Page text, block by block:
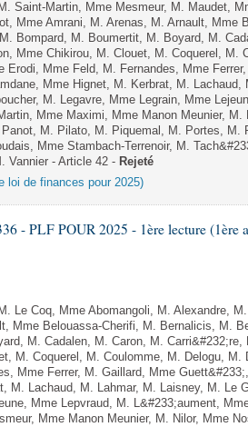
débats
Saint-Martin, Mme Mesmeur, M. Maudet,
Mme Amrani, M. Arenas, M. Arnault, Mme
Bompard, M. Boumertit, M. Boyard, M.
Mme Chikirou, M. Clouet, M. Coquerel, M.
Erodi, Mme Feld, M. Fernandes, Mme
Mme Hignet, M. Kerbrat, M.
M. Legavre, Mme Legrain, Mme
Mme Maximi, Mme Manon Meunier,
M. Pilato, M. Piquemal, M. Portes, M.
Mme Stambach-Terrenoir, M.
Vannier - Article 42 - Rejeté
loi de finances pour 2025)
- PLF POUR 2025 - 1ère lecture (1ère
Le Coq, Mme Abomangoli, M. Alexandre,
Mme Belouassa-Cherifi, M. Bernalicis, M.
M. Cadalen, M. Caron, M.
M. Coquerel, M. Coulomme, M. Delogu, M.
Mme Ferrer, M. Gaillard, Mme
M. Lachaud, M. Lahmar, M. Laisney, M. Le
Mme Lepvraud, M. L&#233;aument,
Mme Manon Meunier, M. Nilor, Mme